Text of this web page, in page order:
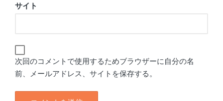
サイト
次回のコメントで使用するためブラウザーに自分の名
前、メールアドレス、サイトを保存する。